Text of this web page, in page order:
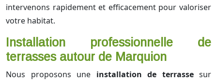
intervenons rapidement et efficacement pour valoriser
votre habitat.
Installation professionnelle de
terrasses autour de Marquion
Nous proposons une installation de terrassesur